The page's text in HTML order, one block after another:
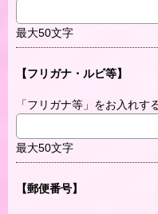
最大50文字
【フリガナ・ルビ等】
「フリガナ等」をお入れす
最大50文字
【郵便番号】